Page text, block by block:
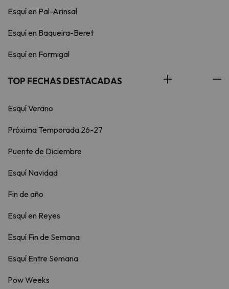
Esquí en Pal-Arinsal
Esquí en Baqueira-Beret
Esquí en Formigal
TOP FECHAS DESTACADAS
Esquí Verano
Próxima Temporada 26-27
Puente de Diciembre
Esquí Navidad
Fin de año
Esquí en Reyes
Esquí Fin de Semana
Esquí Entre Semana
Pow Weeks